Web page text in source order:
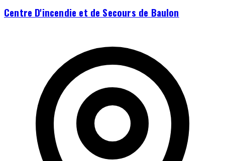
Centre D'incendie et de Secours de Baulon